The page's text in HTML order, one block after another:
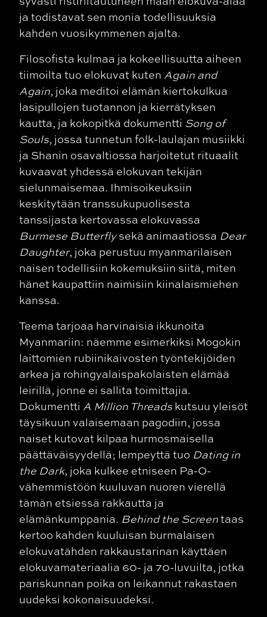
ja todistavat sen monia todellisuuksia
kahden vuosikymmenen ajalta.
Filosofista kulmaa ja kokeellisuutta aiheen
tiimoilta tuo elokuvat kuten Again and
Again, joka meditoi elämän kiertokulkua
lasipullojen tuotannon ja kierrätyksen
kautta, ja kokopitkä dokumentti Song of
Souls, jossa tunnetun folk-laulajan musiikki
ja Shanin osavaltiossa harjoitetut rituaalit
kuvaavat yhdessä elokuvan tekijän
sielunmaisemaa. Ihmisoikeuksiin
keskitytään transsukupuolisesta
tanssijasta kertovassa elokuvassa
Burmese Butterflysekä animaatiossa Dear
Daughter, joka perustuu myanmarilaisen
naisen todellisiin kokemuksiin siitä, miten
hänet kaupattiin naimisiin kiinalaismiehen
kanssa.
Teema tarjoaa harvinaisia ikkunoita
Myanmariin: näemme esimerkiksi Mogokin
laittomien rubiinikaivosten työntekijöiden
arkea ja rohingyalaispakolaisten elämää
leirillä, jonne ei sallita toimittajia.
Dokumentti A Million Threadskutsuu yleisöt
täysikuun valaisemaan pagodiin, jossa
naiset kutovat kilpaa hurmosmaisella
päättäväisyydellä; lempeyttä tuo Dating in
the Dark, joka kulkee etniseen Pa-O-
vähemmistöön kuuluvan nuoren vierellä
tämän etsiessä rakkautta ja
elämänkumppania. Behind the Screentaas
kertoo kahden kuuluisan burmalaisen
elokuvatähden rakkaustarinan käyttäen
elokuvamateriaalia 60- ja 70-luvuilta, jotka
pariskunnan poika on leikannut rakastaen
uudeksi kokonaisuudeksi.